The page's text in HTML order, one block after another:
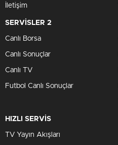
İletişim
SERVİSLER 2
Canlı Borsa
Canlı Sonuçlar
Canlı TV
Futbol Canlı Sonuçlar
HIZLI SERVİS
TV Yayın Akışları